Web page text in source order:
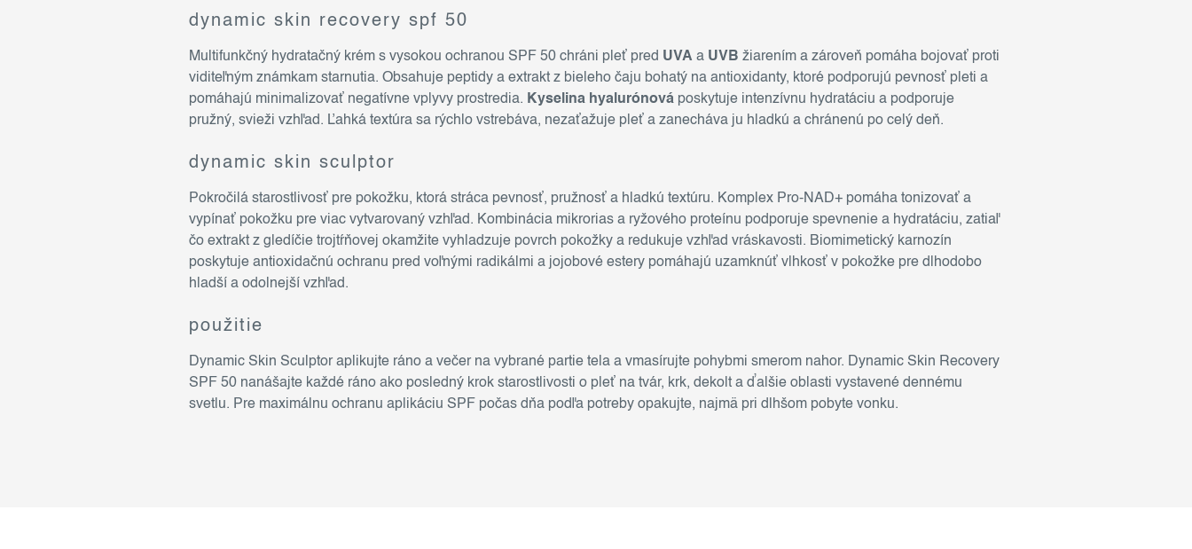
dynamic skin recovery spf 50
Multifunkčný hydratačný krém s vysokou ochranou SPF 50 chráni pleť pred UVA a UVB žiarením a zároveň pomáha bojovať proti
viditeľným známkam starnutia. Obsahuje peptidy a extrakt z bieleho čaju bohatý na antioxidanty, ktoré podporujú pevnosť pleti a
pomáhajú minimalizovať negatívne vplyvy prostredia. Kyselina hyalurónová poskytuje intenzívnu hydratáciu a podporuje
pružný, svieži vzhľad. Ľahká textúra sa rýchlo vstrebáva, nezaťažuje pleť a zanecháva ju hladkú a chránenú po celý deň.
dynamic skin sculptor
Pokročilá starostlivosť pre pokožku, ktorá stráca pevnosť, pružnosť a hladkú textúru. Komplex Pro-NAD+ pomáha tonizovať a
vypínať pokožku pre viac vytvarovaný vzhľad. Kombinácia mikrorias a ryžového proteínu podporuje spevnenie a hydratáciu, zatiaľ
čo extrakt z gledíčie trojtŕňovej okamžite vyhladzuje povrch pokožky a redukuje vzhľad vráskavosti. Biomimetický karnozín
poskytuje antioxidačnú ochranu pred voľnými radikálmi a jojobové estery pomáhajú uzamknúť vlhkosť v pokožke pre dlhodobo
hladší a odolnejší vzhľad.
použitie
Dynamic Skin Sculptor aplikujte ráno a večer na vybrané partie tela a vmasírujte pohybmi smerom nahor. Dynamic Skin Recovery
SPF 50 nanášajte každé ráno ako posledný krok starostlivosti o pleť na tvár, krk, dekolt a ďalšie oblasti vystavené dennému
svetlu. Pre maximálnu ochranu aplikáciu SPF počas dňa podľa potreby opakujte, najmä pri dlhšom pobyte vonku.